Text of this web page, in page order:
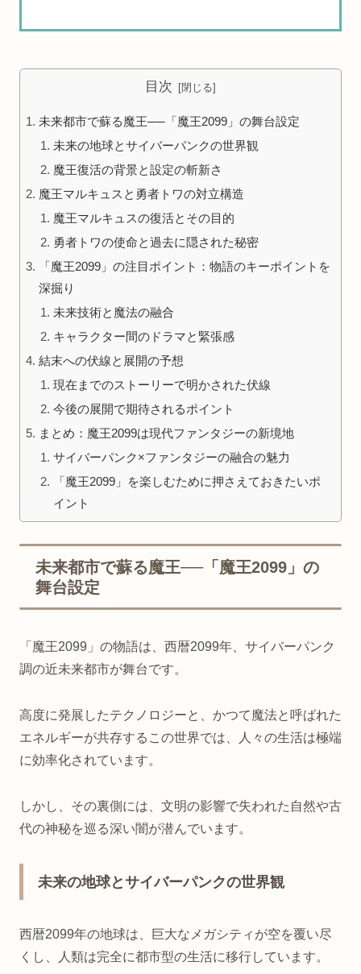
目次
未来都市で蘇る魔王──「魔王2099」の舞台設定
未来の地球とサイバーパンクの世界観
魔王復活の背景と設定の斬新さ
魔王マルキュスと勇者トワの対立構造
魔王マルキュスの復活とその目的
勇者トワの使命と過去に隠された秘密
「魔王2099」の注目ポイント：物語のキーポイントを
深掘り
未来技術と魔法の融合
キャラクター間のドラマと緊張感
結末への伏線と展開の予想
現在までのストーリーで明かされた伏線
今後の展開で期待されるポイント
まとめ：魔王2099は現代ファンタジーの新境地
サイバーパンク×ファンタジーの融合の魅力
「魔王2099」を楽しむために押さえておきたいポ
イント
未来都市で蘇る魔王──「魔王2099」の
舞台設定
「魔王2099」の物語は、西暦2099年、サイバーパンク
調の近未来都市が舞台です。
高度に発展したテクノロジーと、かつて魔法と呼ばれた
エネルギーが共存するこの世界では、人々の生活は極端
に効率化されています。
しかし、その裏側には、文明の影響で失われた自然や古
代の神秘を巡る深い闇が潜んでいます。
未来の地球とサイバーパンクの世界観
西暦2099年の地球は、巨大なメガシティが空を覆い尽
くし、人類は完全に都市型の生活に移行しています。